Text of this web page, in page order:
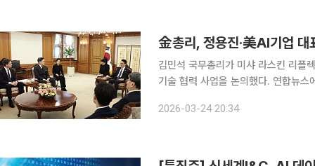
金총리, 정용진·美AI기업
김민석 국무총리가 미샤 라스킨 리플
기술 협력 사업을 논의했다. 연합뉴스에 따르면 김 총리는 24일 오후 서울 종로구 정부서울청사에
2월 설립한 미국 기업으로, ‘오픈 웨이
2026-03-24 20:34